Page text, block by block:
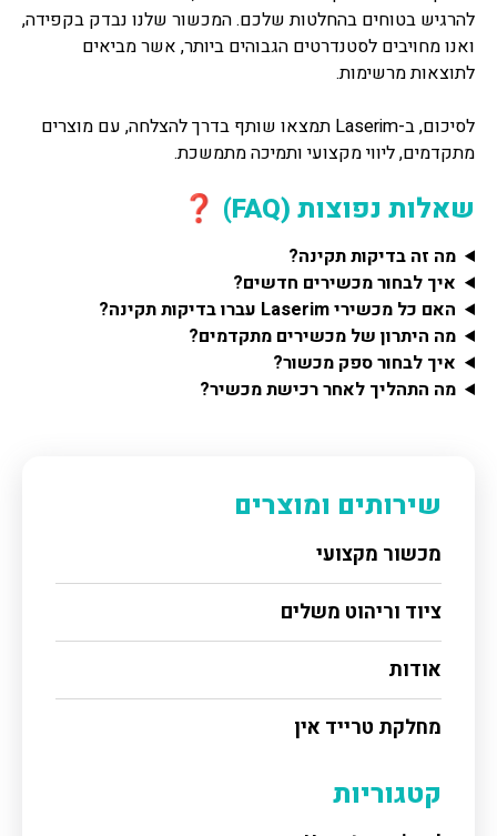
להרגיש בטוחים בהחלטות שלכם. המכשור שלנו נבדק בקפידה,
ואנו מחויבים לסטנדרטים הגבוהים ביותר, אשר מביאים
לתוצאות מרשימות.
לסיכום, ב-Laserim תמצאו שותף בדרך להצלחה, עם מוצרים
מתקדמים, ליווי מקצועי ותמיכה מתמשכת.
שאלות נפוצות (FAQ) ❓
מה זה בדיקות תקינה?
איך לבחור מכשירים חדשים?
האם כל מכשירי Laserim עברו בדיקות תקינה?
מה היתרון של מכשירים מתקדמים?
איך לבחור ספק מכשור?
מה התהליך לאחר רכישת מכשיר?
שירותים ומוצרים
מכשור מקצועי
ציוד וריהוט משלים
אודות
מחלקת טרייד אין
קטגוריות